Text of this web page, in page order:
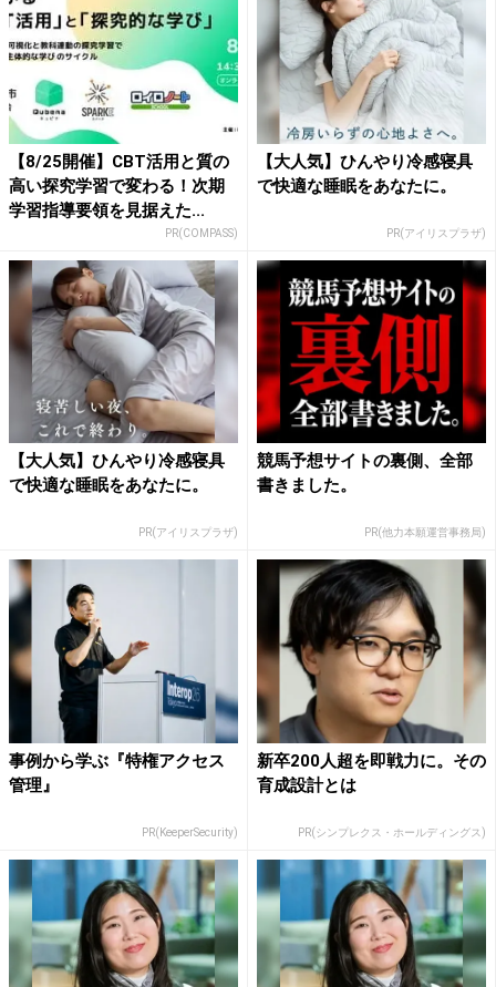
【8/25開催】CBT活用と質の
高い探究学習で変わる！次期
学習指導要領を見据えた...
PR(COMPASS)
【大人気】ひんやり冷感寝具
で快適な睡眠をあなたに。
PR(アイリスプラザ)
【大人気】ひんやり冷感寝具
で快適な睡眠をあなたに。
PR(アイリスプラザ)
競馬予想サイトの裏側、全部
書きました。
PR(他力本願運営事務局)
事例から学ぶ『特権アクセス
管理』
PR(KeeperSecurity)
新卒200人超を即戦力に。その
育成設計とは
PR(シンプレクス・ホールディングス)